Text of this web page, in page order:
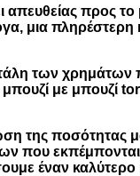
απευθείας προς
μια
των
με μπουζί
της ποσότητας
που
έναν